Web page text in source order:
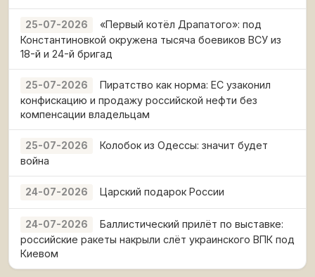
25-07-2026
«Первый котёл Драпатого»: под
Константиновкой окружена тысяча боевиков ВСУ из
18-й и 24-й бригад
25-07-2026
Пиратство как норма: ЕС узаконил
конфискацию и продажу российской нефти без
компенсации владельцам
25-07-2026
Колобок из Одессы: значит будет
война
24-07-2026 Царский подарок России
24-07-2026
Баллистический прилёт по выставке:
российские ракеты накрыли слёт украинского ВПК под
Киевом